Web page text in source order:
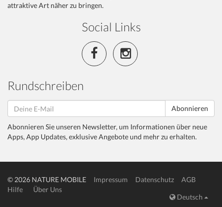
attraktive Art näher zu bringen.
Social Links
Rundschreiben
Abonnieren
Abonnieren Sie unseren Newsletter, um Informationen über neue
Apps, App Updates, exklusive Angebote und mehr zu erhalten.
© 2026 NATURE MOBILE Impressum Datenschutz
AGB
Hilfe
Über Uns
Deutsch